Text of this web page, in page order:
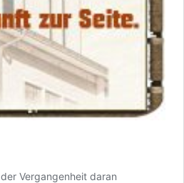
Vergangenheit daran